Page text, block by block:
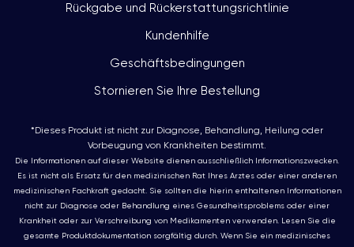
Rückgabe und Rückerstattungsrichtlinie
Kundenhilfe
Geschäftsbedingungen
Stornieren Sie Ihre Bestellung
*Dieses Produkt ist nicht zur Diagnose, Behandlung, Heilung oder
Vorbeugung von Krankheiten bestimmt.
Die Informationen auf dieser Website dienen ausschließlich Informationszwecken.
Es ist nicht als Ersatz für den medizinischen Rat Ihres Arztes oder einer anderen
medizinischen Fachkraft gedacht. Sie sollten die hierin enthaltenen Informationen
nicht zur Diagnose oder Behandlung eines Gesundheitsproblems oder einer
Krankheit oder zur Verschreibung von Medikamenten verwenden. Lesen Sie die
gesamte Produktdokumentation sorgfältig durch. Wenn Sie ein medizinisches